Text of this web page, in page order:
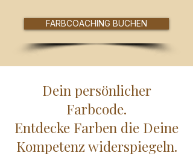
FARBCOACHING BUCHEN
Dein persönlicher
Farbcode.
Entdecke Farben die Deine
Kompetenz widerspiegeln.